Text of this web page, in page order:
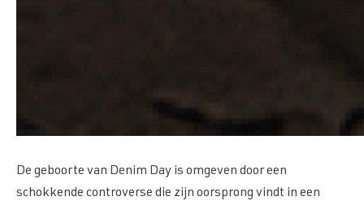
De geboorte van Denim Day is omgeven door een
schokkende controverse die zijn oorsprong vindt in een